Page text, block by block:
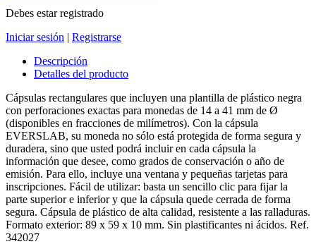
Debes estar registrado
Iniciar sesión | Registrarse
Descripción
Detalles del producto
Cápsulas rectangulares que incluyen una plantilla de plástico negra
con perforaciones exactas para monedas de 14 a 41 mm de Ø
(disponibles en fracciones de milímetros). Con la cápsula
EVERSLAB, su moneda no sólo está protegida de forma segura y
duradera, sino que usted podrá incluir en cada cápsula la
información que desee, como grados de conservación o año de
emisión. Para ello, incluye una ventana y pequeñas tarjetas para
inscripciones. Fácil de utilizar: basta un sencillo clic para fijar la
parte superior e inferior y que la cápsula quede cerrada de forma
segura. Cápsula de plástico de alta calidad, resistente a las ralladuras.
Formato exterior: 89 x 59 x 10 mm. Sin plastificantes ni ácidos. Ref.
342027